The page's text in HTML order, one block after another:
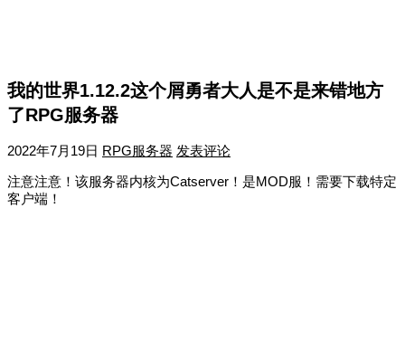
我的世界1.12.2这个屑勇者大人是不是来错地方
了RPG服务器
2022年7月19日 RPG服务器 发表评论
注意注意！该服务器内核为Catserver！是MOD服！需要下载特定
客户端！